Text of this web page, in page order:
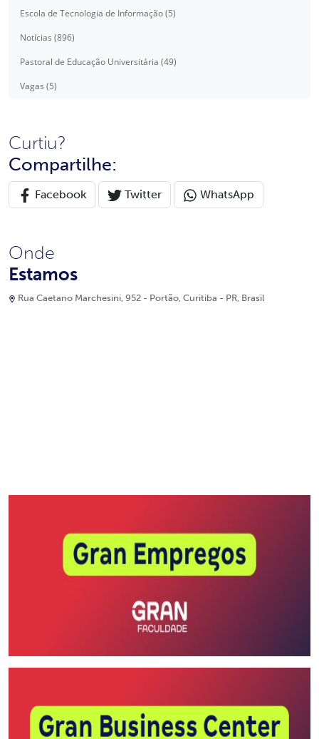
Escola de Tecnologia de Informação (5)
Notícias (896)
Pastoral de Educação Universitária (49)
Vagas (5)
Curtiu?
Compartilhe:
Facebook Twitter WhatsApp
Onde
Estamos
Rua Caetano Marchesini, 952 - Portão, Curitiba - PR, Brasil